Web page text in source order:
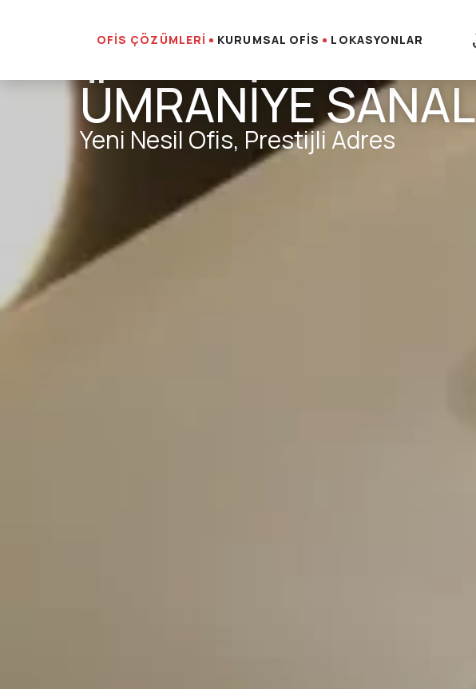
OFİS ÇÖZÜMLERİ KURUMSAL OFİS LOKASYONLAR
ÜMRANİYE SANAL
Yeni Nesil Ofis, Prestijli Adres